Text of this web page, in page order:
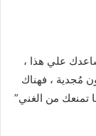
علي هذا ،
مُجدية ، فهناك
تمنعك من الغني”